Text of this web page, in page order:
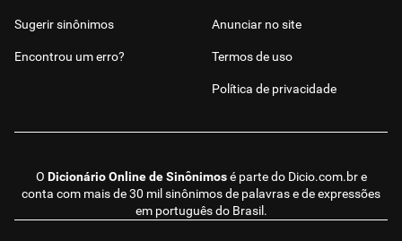
O Dicionário Online de Sinônimosé parte do Dicio.com.bre
conta com mais de 30 mil sinônimos de palavras e de expressões
em português do Brasil.
Sugerir sinônimos
Encontrou um erro?
Anunciar no site
Termos de uso
Política de privacidade